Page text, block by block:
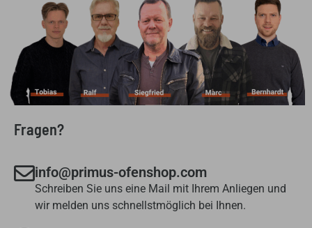
Fragen?
info@primus-ofenshop.com
Schreiben Sie uns eine Mail mit Ihrem Anliegen und
wir melden uns schnellstmöglich bei Ihnen.